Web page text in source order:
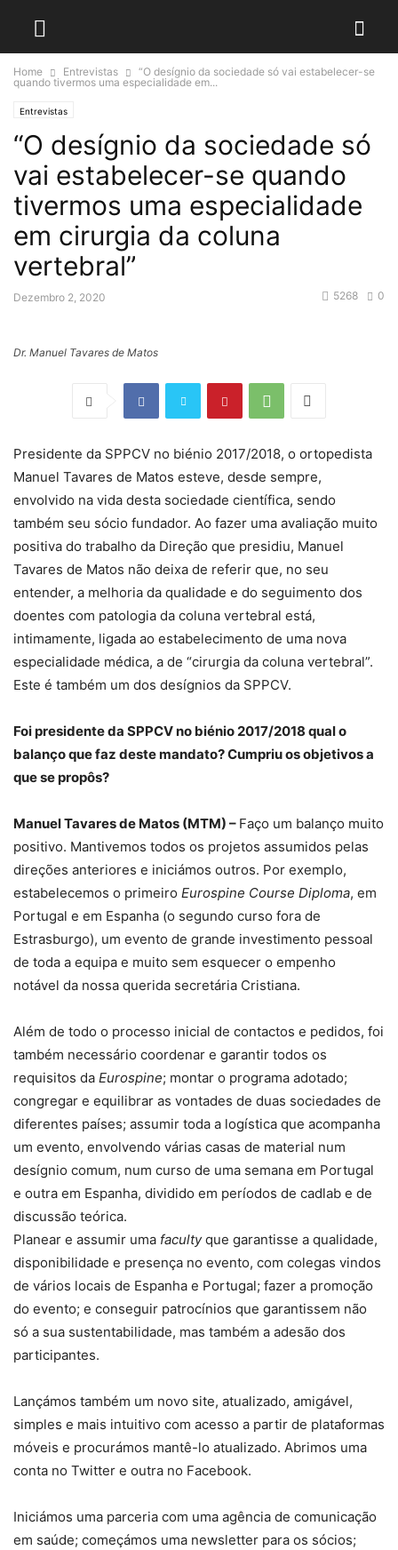
Home Entrevistas
“O desígnio da sociedade só vai estabelecer-se
quando tivermos uma especialidade em...
Entrevistas
“O desígnio da sociedade só
vai estabelecer-se quando
tivermos uma especialidade
em cirurgia da coluna
vertebral”
Dezembro 2, 2020 0
5268
Dr. Manuel Tavares de Matos
Presidente da SPPCV no biénio 2017/2018, o ortopedista
Manuel Tavares de Matos esteve, desde sempre,
envolvido na vida desta sociedade científica, sendo
também seu sócio fundador. Ao fazer uma avaliação muito
positiva do trabalho da Direção que presidiu, Manuel
Tavares de Matos não deixa de referir que, no seu
entender, a melhoria da qualidade e do seguimento dos
doentes com patologia da coluna vertebral está,
intimamente, ligada ao estabelecimento de uma nova
especialidade médica, a de “cirurgia da coluna vertebral”.
Este é também um dos desígnios da SPPCV.
Foi presidente da SPPCV no biénio 2017/2018 qual o
balanço que faz deste mandato? Cumpriu os objetivos a
que se propôs?
Manuel Tavares de Matos (MTM) – Faço um balanço muito
positivo. Mantivemos todos os projetos assumidos pelas
direções anteriores e iniciámos outros. Por exemplo,
estabelecemos o primeiro Eurospine Course Diploma, em
Portugal e em Espanha (o segundo curso fora de
Estrasburgo), um evento de grande investimento pessoal
de toda a equipa e muito sem esquecer o empenho
notável da nossa querida secretária Cristiana.
Além de todo o processo inicial de contactos e pedidos, foi
também necessário coordenar e garantir todos os
requisitos da Eurospine; montar o programa adotado;
congregar e equilibrar as vontades de duas sociedades de
diferentes países; assumir toda a logística que acompanha
um evento, envolvendo várias casas de material num
desígnio comum, num curso de uma semana em Portugal
e outra em Espanha, dividido em períodos de cadlab e de
discussão teórica.
Planear e assumir uma facultyque garantisse a qualidade,
disponibilidade e presença no evento, com colegas vindos
de vários locais de Espanha e Portugal; fazer a promoção
do evento; e conseguir patrocínios que garantissem não
só a sua sustentabilidade, mas também a adesão dos
participantes.
Lançámos também um novo site, atualizado, amigável,
simples e mais intuitivo com acesso a partir de plataformas
móveis e procurámos mantê-lo atualizado. Abrimos uma
conta no Twitter e outra no Facebook.
Iniciámos uma parceria com uma agência de comunicação
em saúde; começámos uma newsletter para os sócios;